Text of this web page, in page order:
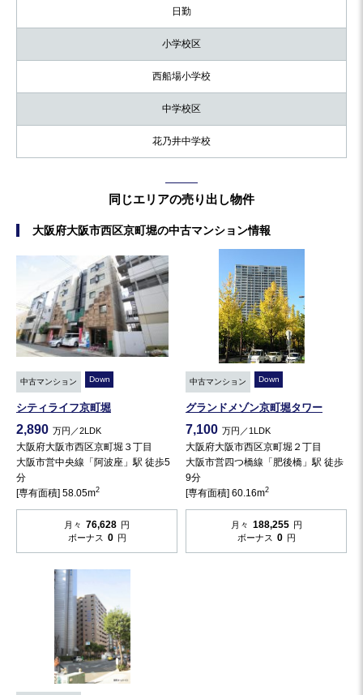
日勤
小学校区
西船場小学校
中学校区
花乃井中学校
同じエリアの売り出し物件
大阪府大阪市西区京町堀の中古マンション情報
中古マンション Down
シティライフ京町堀
2,890 万円／2LDK
大阪府大阪市西区京町堀３丁目
大阪市営中央線「阿波座」駅 徒歩5
分
[専有面積] 58.05m2
月々 76,628 円
ボーナス 0 円
中古マンション Down
グランドメゾン京町堀タワー
7,100 万円／1LDK
大阪府大阪市西区京町堀２丁目
大阪市営四つ橋線「肥後橋」駅 徒歩
9分
[専有面積] 60.16m2
月々 188,255 円
ボーナス 0 円